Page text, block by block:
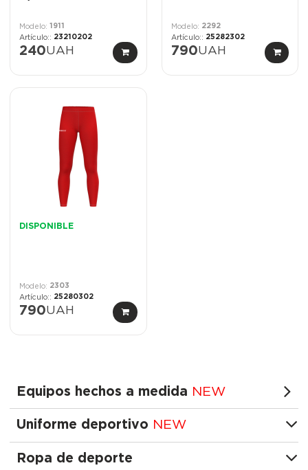
1911
23210202
240UAH
2292
25282302
790UAH
DISPONIBLE
2303
25280302
790UAH
Equipos hechos a medida NEW
Uniforme deportivo NEW
Ropa de deporte